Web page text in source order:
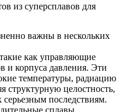
из суперсплавов для
важны в нескольких
как управляющие
и корпуса давления. Эти
температуры, радиацию
структурную целостность,
серьезным последствиям.
сплавы